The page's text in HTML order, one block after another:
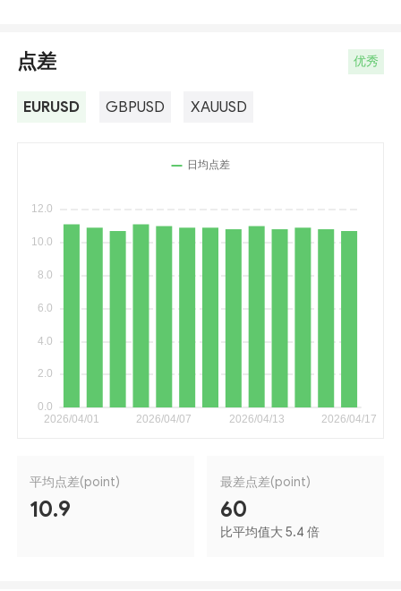
点差 优秀
EURUSD GBPUSD XAUUSD
平均点差(point)
10.9
最差点差(point)
60
比平均值大 5.4 倍